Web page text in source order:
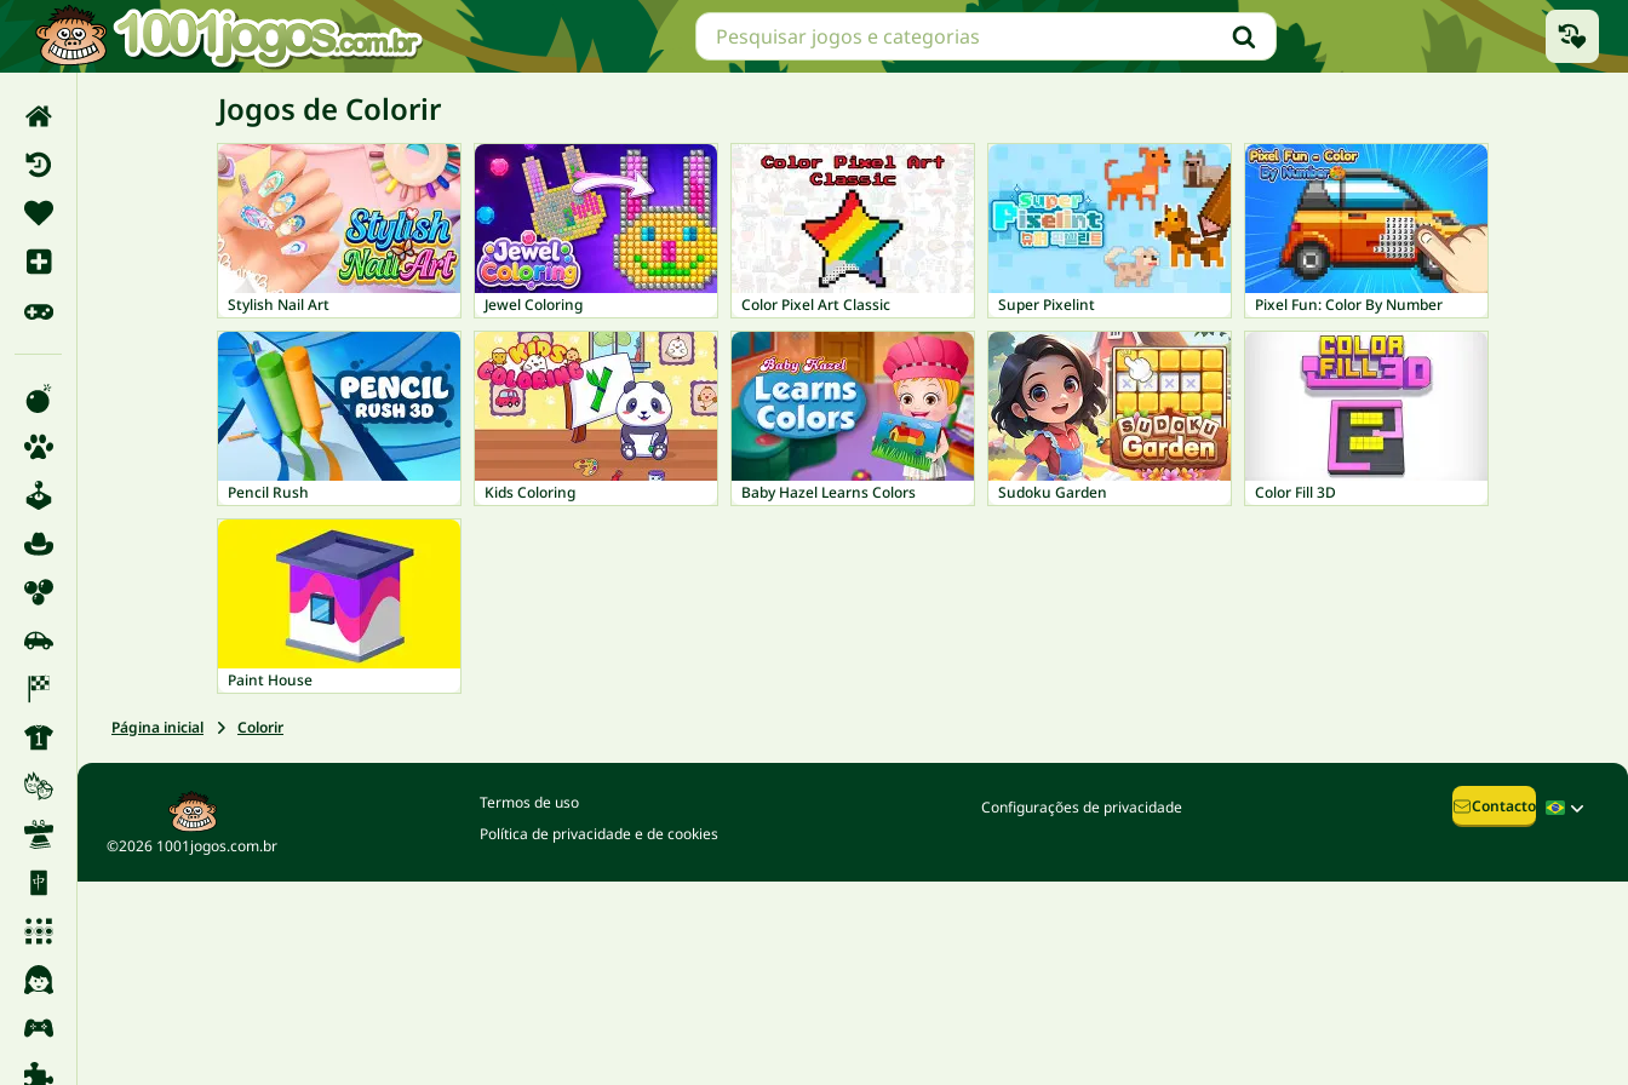
Jogos de Colorir
Stylish Nail Art Jewel Coloring Color Pixel Art Classic Super Pixelint Pixel Fun: Color By Number
Pencil Rush Kids Coloring Baby Hazel Learns Colors Sudoku Garden Color Fill 3D
Paint House
Página inicial Colorir
©2026 1001jogos.com.br
Termos de uso
Política de privacidade e de cookies
Configurações de privacidade Contacto